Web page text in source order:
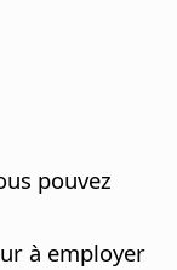
pouvez
à employer